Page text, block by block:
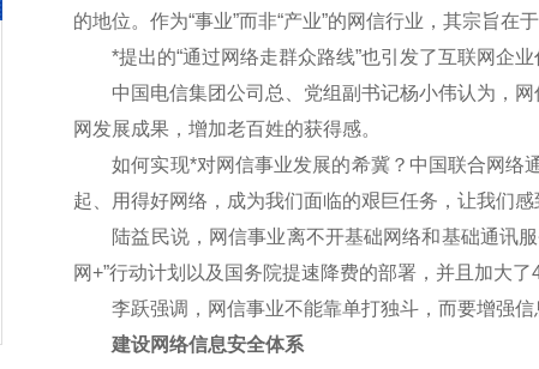
的地位。作为“事业”而非“产业”的网信行业，其宗旨在
*提出的“通过网络走群众路线”也引发了互联网企业
中国电信集团公司总、党组副书记杨小伟认为，网
网发展成果，增加老百姓的获得感。
如何实现*对网信事业发展的希冀？中国联合网络
起、用得好网络，成为我们面临的艰巨任务，让我们感
陆益民说，网信事业离不开基础网络和基础通讯服
网+”行动计划以及国务院提速降费的部署，并且加大
李跃强调，网信事业不能靠单打独斗，而要增强信
建设网络信息安全体系